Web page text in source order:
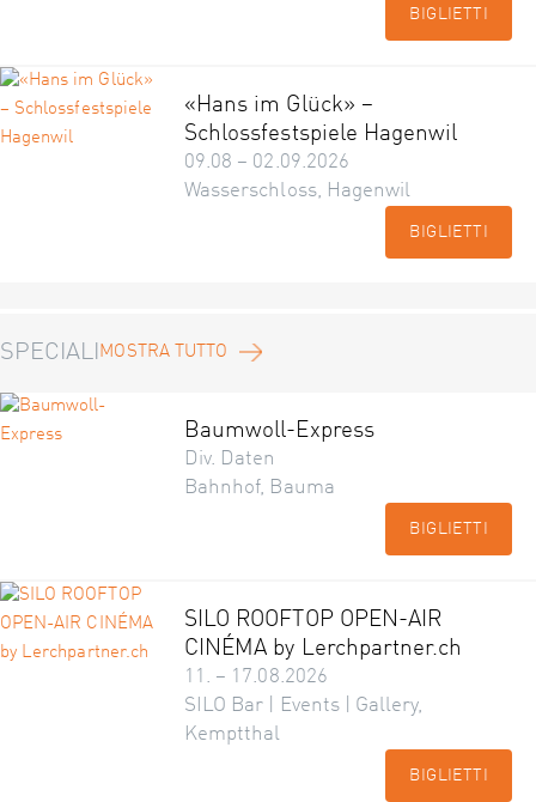
BIGLIETTI
«Hans im Glück» –
Schlossfestspiele Hagenwil
09.08 – 02.09.2026
Wasserschloss, Hagenwil
BIGLIETTI
SPECIALIMOSTRA TUTTO
Baumwoll-Express
Div. Daten
Bahnhof, Bauma
BIGLIETTI
SILO ROOFTOP OPEN-AIR
CINÉMA by Lerchpartner.ch
11. – 17.08.2026
SILO Bar | Events | Gallery,
Kemptthal
BIGLIETTI